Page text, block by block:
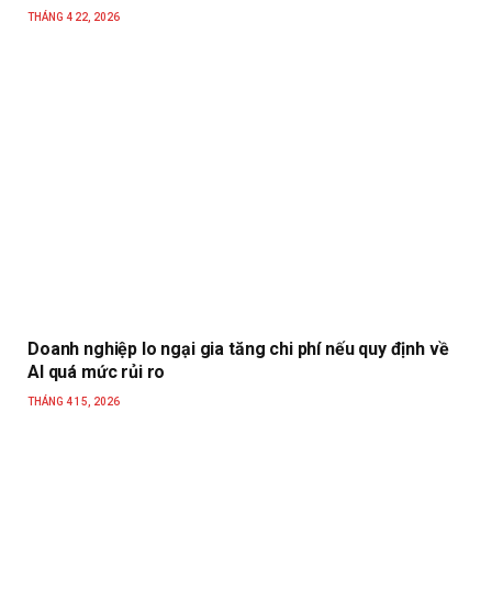
THÁNG 4 22, 2026
Doanh nghiệp lo ngại gia tăng chi phí nếu quy định về
AI quá mức rủi ro
THÁNG 4 15, 2026